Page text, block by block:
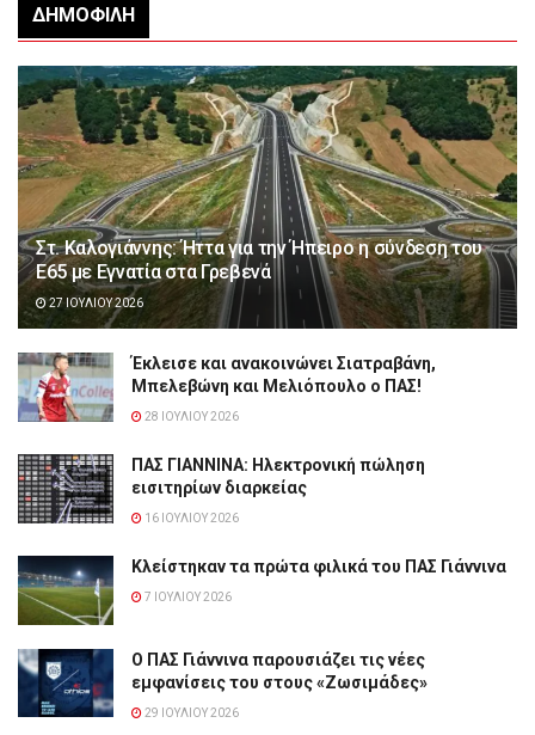
ΔΗΜΟΦΙΛΉ
Στ. Καλογιάννης: Ήττα για την Ήπειρο η σύνδεση του
Ε65 με Εγνατία στα Γρεβενά
27 ΙΟΥΛΊΟΥ 2026
Έκλεισε και ανακοινώνει Σιατραβάνη,
Μπελεβώνη και Μελιόπουλο ο ΠΑΣ!
28 ΙΟΥΛΊΟΥ 2026
ΠΑΣ ΓΙΑΝΝΙΝΑ: Hλεκτρονική πώληση
εισιτηρίων διαρκείας
16 ΙΟΥΛΊΟΥ 2026
Κλείστηκαν τα πρώτα φιλικά του ΠΑΣ Γιάννινα
7 ΙΟΥΛΊΟΥ 2026
Ο ΠΑΣ Γιάννινα παρουσιάζει τις νέες
εμφανίσεις του στους «Ζωσιμάδες»
29 ΙΟΥΛΊΟΥ 2026